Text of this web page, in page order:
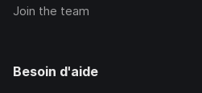
Join the team
Besoin d'aide